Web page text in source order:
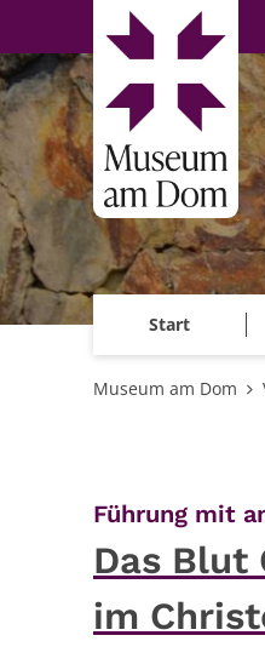
Zum Inhalt springen
Start
Museum am Dom
Führung mit
Das Blut
im